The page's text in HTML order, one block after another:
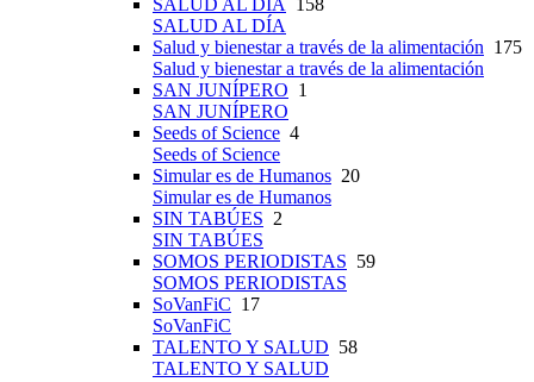
SALUD AL DÍA 158
SALUD AL DÍA
Salud y bienestar a través de la alimentación 175
Salud y bienestar a través de la alimentación
SAN JUNÍPERO 1
SAN JUNÍPERO
Seeds of Science 4
Seeds of Science
Simular es de Humanos 20
Simular es de Humanos
SIN TABÚES 2
SIN TABÚES
SOMOS PERIODISTAS 59
SOMOS PERIODISTAS
SoVanFiC 17
SoVanFiC
TALENTO Y SALUD 58
TALENTO Y SALUD